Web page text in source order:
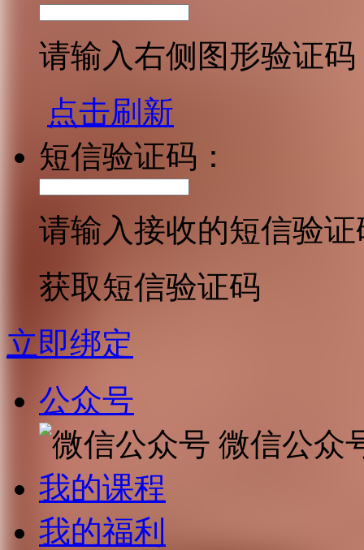
请输入右侧图形验证码
点击刷新
短信验证码：
请输入接收的短信验证
获取短信验证码
立即绑定
公众号
微信公众
我的课程
我的福利